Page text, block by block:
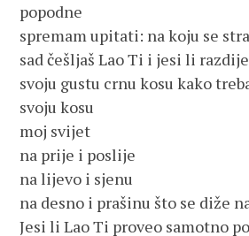
popodne
spremam upitati: na koju se
sad češljaš Lao Ti i jesi li
svoju gustu crnu kosu kako
svoju kosu
moj svijet
na prije i poslije
na lijevo i sjenu
na desno i prašinu što se diže
Jesi li Lao Ti proveo samotno